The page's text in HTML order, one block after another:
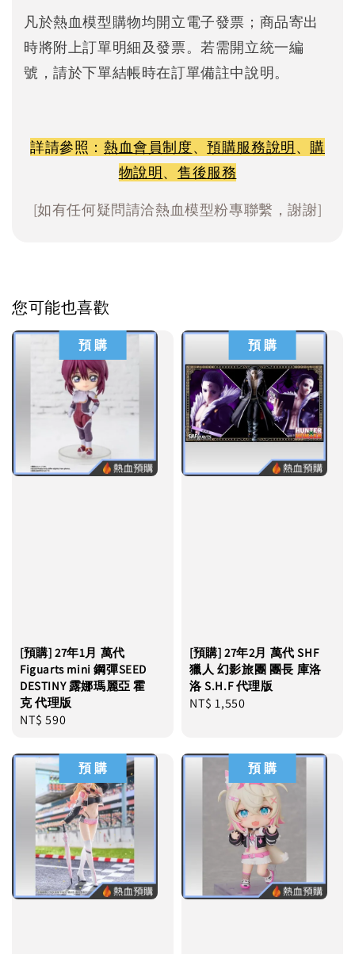
凡於熱血模型購物均開立電子發票；商品寄出
時將附上訂單明細及發票。若需開立統一編
號，請於下單結帳時在訂單備註中說明。
詳請參照： 熱血會員制度、預購服務說明、 購
物說明、 售後服務
[如有任何疑問請洽熱血模型粉專聯繫，謝謝]
您可能也喜歡
預 購
[預購] 27年1月 萬代
Figuarts mini 鋼彈SEED
DESTINY 露娜瑪麗亞 霍
克 代理版
Regular
NT$ 590
預 購
[預購] 27年2月 萬代 SHF
獵人 幻影旅團 團長 庫洛
洛 S.H.F 代理版
Regular
NT$ 1,550
預 購 預 購